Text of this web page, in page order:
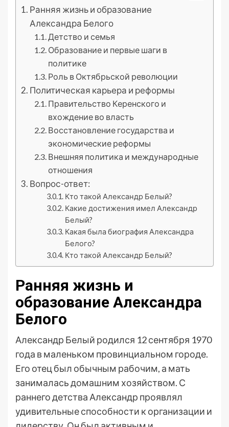
Ранняя жизнь и образование
Александра Белого
Детство и семья
Образование и первые шаги в
политике
Роль в Октябрьской революции
Политическая карьера и реформы
Правительство Керенского и
вхождение во власть
Восстановление государства и
экономические реформы
Внешняя политика и международные
отношения
Вопрос-ответ:
Кто такой Александр Белый?
Какие достижения имел Александр
Белый?
Какая была биография Александра
Белого?
Кто такой Александр Белый?
Ранняя жизнь и
образование Александра
Белого
Александр Белый родился 12 сентября 1970
года в маленьком провинциальном городе.
Его отец был обычным рабочим, а мать
занималась домашним хозяйством. С
раннего детства Александр проявлял
удивительные способности к организации и